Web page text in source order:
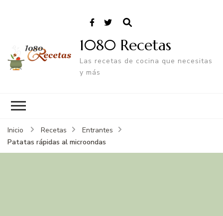
1080 Recetas
Las recetas de cocina que necesitas
y más
Inicio Recetas
Entrantes
Patatas rápidas al microondas